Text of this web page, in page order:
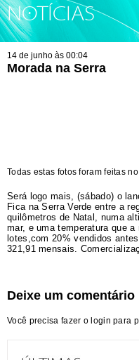
NOTÍCIAS
14 de junho às 00:04
Morada na Serra
Todas estas fotos foram feitas
Será logo mais, (sábado) o
Fica na Serra Verde entre a
quilômetros de Natal, numa
mar, e uma temperatura que
lotes,com 20% vendidos
321,91 mensais.
Deixe um comentário
Você precisa fazer o login para